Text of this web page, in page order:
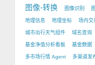
图像-转换 图像识别
地理信息 地理坐标 场内交
城市出行天气组件 域名查询
基金净值分析看板 基金数据
多市场行情 Agent 多渠道发